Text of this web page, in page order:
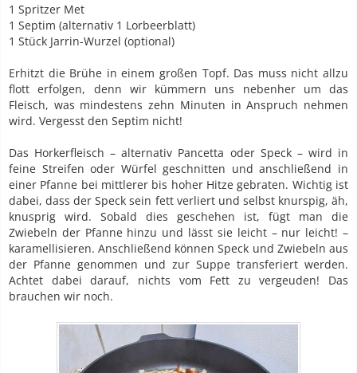
1 Spritzer Met
1 Septim (alternativ 1 Lorbeerblatt)
1 Stück Jarrin-Wurzel (optional)
Erhitzt die Brühe in einem großen Topf. Das muss nicht allzu
flott erfolgen, denn wir kümmern uns nebenher um das
Fleisch, was mindestens zehn Minuten in Anspruch nehmen
wird. Vergesst den Septim nicht!
Das Horkerfleisch – alternativ Pancetta oder Speck – wird in
feine Streifen oder Würfel geschnitten und anschließend in
einer Pfanne bei mittlerer bis hoher Hitze gebraten. Wichtig ist
dabei, dass der Speck sein fett verliert und selbst knurspig, äh,
knusprig wird. Sobald dies geschehen ist, fügt man die
Zwiebeln der Pfanne hinzu und lässt sie leicht – nur leicht! –
karamellisieren. Anschließend können Speck und Zwiebeln aus
der Pfanne genommen und zur Suppe transferiert werden.
Achtet dabei darauf, nichts vom Fett zu vergeuden! Das
brauchen wir noch.